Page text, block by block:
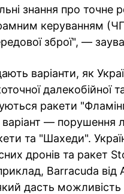
знання про точне
керуванням
зброї", —
варіанти, як
далекобійної
ракети
— порушення
та "Шахеди".
дронів та ракет
Barracuda
дасть